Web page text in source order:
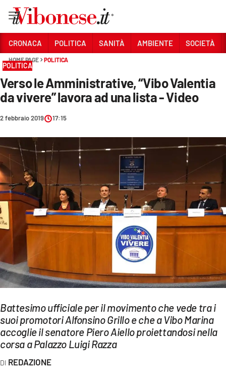
Sezioni
CRONACA
POLITICA
SANITÀ
AMBIENTE
SOCIETÀ
CULTURA
ECONOMIA E LAVORO
EVENTI
SPORT
Streaming
LAC NETWORK
LAC ONAIR
CRONACA POLITICA SANITÀ AMBIENTE SOCIETÀ
HOME PAGE POLITICA
POLITICA
Verso le Amministrative, “Vibo Valentia
da vivere” lavora ad una lista - Video
2 febbraio 2019 17:15
Battesimo ufficiale per il movimento che vede tra i
suoi promotori Alfonsino Grillo e che a Vibo Marina
accoglie il senatore Piero Aiello proiettandosi nella
corsa a Palazzo Luigi Razza
REDAZIONE